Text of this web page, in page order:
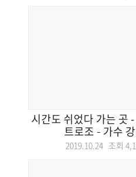
시간도 쉬었다 가는 곳
트로조 – 가수
2019.10.24 조회